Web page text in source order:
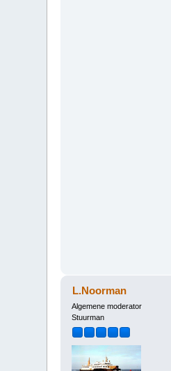
L.Noorman
Algemene moderator
Stuurman